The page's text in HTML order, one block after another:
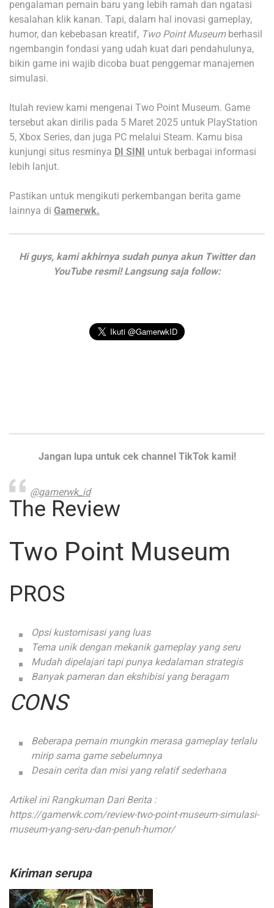
pengalaman pemain baru yang lebih ramah dan ngatasi
kesalahan klik kanan. Tapi, dalam hal inovasi gameplay,
humor, dan kebebasan kreatif, Two Point Museumberhasil
ngembangin fondasi yang udah kuat dari pendahulunya,
bikin game ini wajib dicoba buat penggemar manajemen
simulasi.
Itulah review kami mengenai Two Point Museum. Game
tersebut akan dirilis pada 5 Maret 2025 untuk PlayStation
5, Xbox Series, dan juga PC melalui Steam. Kamu bisa
kunjungi situs resminya DI SINI untuk berbagai informasi
lebih lanjut.
Pastikan untuk mengikuti perkembangan berita game
lainnya di Gamerwk.
Hi guys, kami akhirnya sudah punya akun Twitter dan
YouTube resmi! Langsung saja follow:
Jangan lupa untuk cek channel TikTok kami!
@gamerwk_id
The Review
Two Point Museum
PROS
Opsi kustomisasi yang luas
Tema unik dengan mekanik gameplay yang seru
Mudah dipelajari tapi punya kedalaman strategis
Banyak pameran dan ekshibisi yang beragam
CONS
Beberapa pemain mungkin merasa gameplay terlalu
mirip sama game sebelumnya
Desain cerita dan misi yang relatif sederhana
Artikel ini Rangkuman Dari Berita :
https://gamerwk.com/review-two-point-museum-simulasi-
museum-yang-seru-dan-penuh-humor/
Kiriman serupa